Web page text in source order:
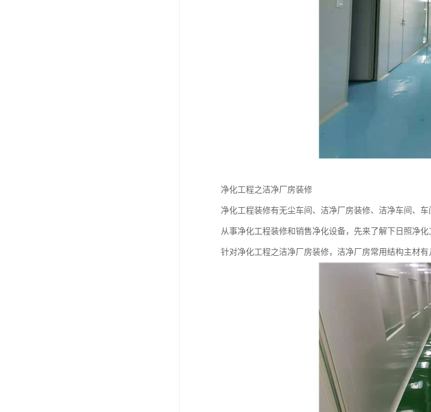
净化工程之洁净厂房装修
净化工程装修有无尘车间、洁净厂房装修、洁净车间、
从事净化工程装修和销售净化设备，先来了解下日照净
针对净化工程之洁净厂房装修，洁净厂房常用结构主材有